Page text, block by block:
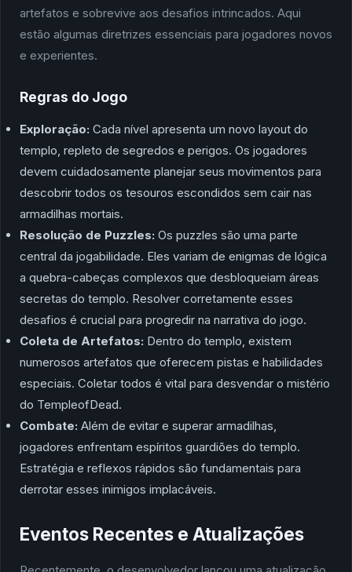
artefatos e sobrevive aos desafios intrincados. Aqui
estão algumas diretrizes essenciais para jogadores novos
e experientes.
Regras do Jogo
Exploração: Cada nível apresenta um novo layout do
templo, repleto de segredos e perigos. Os jogadores
devem cuidadosamente planejar seus movimentos para
descobrir todos os tesouros escondidos sem cair nas
armadilhas mortais.
Resolução de Puzzles: Os puzzles são uma parte
central da jogabilidade. Eles variam de enigmas de lógica
a quebra-cabeças complexos que desbloqueiam áreas
secretas do templo. Resolver corretamente esses
desafios é crucial para progredir na narrativa do jogo.
Coleta de Artefatos: Dentro do templo, existem
numerosos artefatos que oferecem pistas e habilidades
especiais. Coletar todos é vital para desvendar o mistério
do TempleofDead.
Combate: Além de evitar e superar armadilhas,
jogadores enfrentam espíritos guardiões do templo.
Estratégia e reflexos rápidos são fundamentais para
derrotar esses inimigos implacáveis.
Eventos Recentes e Atualizações